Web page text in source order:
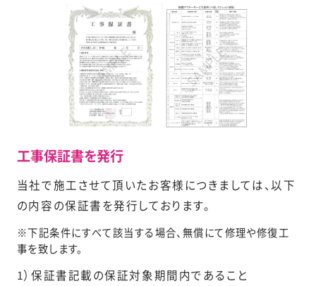
工事保証書を発行
当社で施工させて頂いたお客様につきましては、以下
の内容の保証書を発行しております。
下記条件にすべて該当する場合、無償にて修理や修復工
事を致します。
1）保証書記載の保証対象期間内であること